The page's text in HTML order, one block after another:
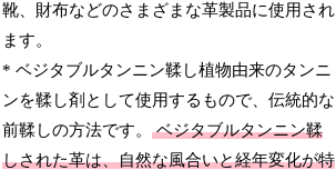
靴、財布などのさまざまな革製品に使用され
ます。
* ベジタブルタンニン鞣し植物由来のタンニ
ンを鞣し剤として使用するもので、伝統的な
前鞣しの方法です。ベジタブルタンニン鞣
しされた革は、自然な風合いと経年変化が特